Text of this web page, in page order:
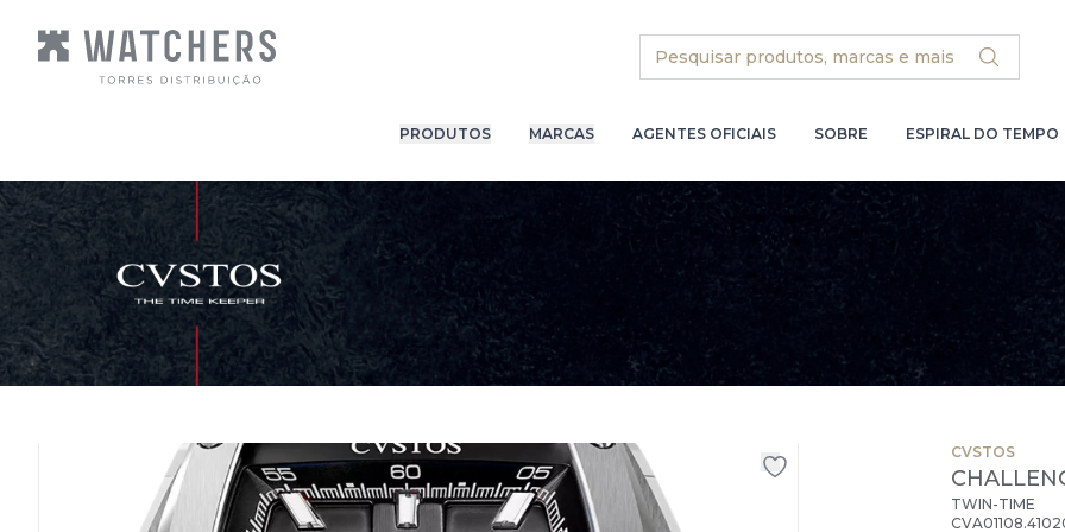
Search
PRODUTOS MARCAS AGENTES OFICIAIS SOBRE ESPIRAL DO TEMPO
CVSTOS
TWIN-TIME